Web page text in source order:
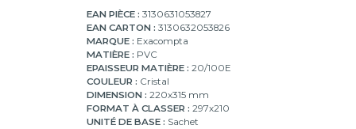
EAN PIÈCE : 3130631053827
EAN CARTON : 3130632053826
MARQUE : Exacompta
MATIÈRE : PVC
EPAISSEUR MATIÈRE : 20/100E
COULEUR : Cristal
DIMENSION : 220x315 mm
FORMAT À CLASSER : 297x210
UNITÉ DE BASE : Sachet